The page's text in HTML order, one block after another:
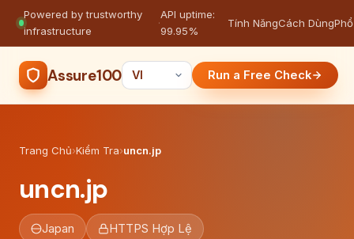
Powered by trustworthy
infrastructure
·
API uptime:
99.95%
Tính NăngCách Dùng
Assure100 Run a Free Check
Trang Chủ›Kiểm Tra›uncn.jp
uncn.jp
Japan HTTPS Hợp Lệ